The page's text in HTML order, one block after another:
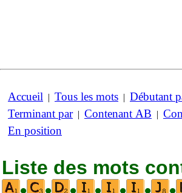
Accueil | Tous les mots | Débutant
Terminant par| Contenant AB |
En position
Liste des mots